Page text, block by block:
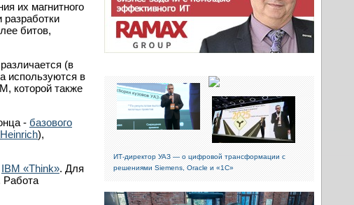
их магнитного
битов,
(в
используются в
которой также
- базового
),
IBM «Think». Для
Работа
ИТ-директор УАЗ — о цифровой трансформации с
решениями Siemens, Oracle и «1С»